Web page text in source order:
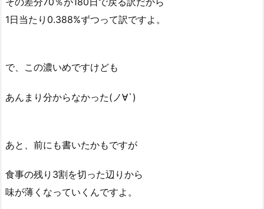
1日当たり0.388%ずつって訳ですよ。
で、この濃いめですけども
あんまり分からなかった(ノ∀`)
あと、前にも書いたかもですが
食事の残り3割を切った辺りから
味が薄くなっていくんですよ。